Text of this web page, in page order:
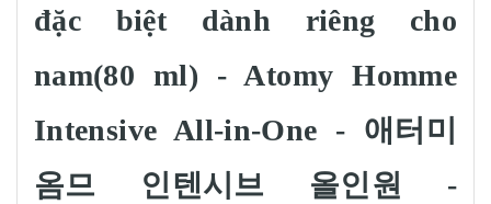
đặc biệt dành riêng cho
nam(80 ml) - Atomy Homme
Intensive All-in-One - 애터미
옴므 인텐시브 올인원 -